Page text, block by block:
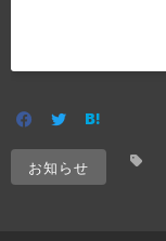
お知らせ